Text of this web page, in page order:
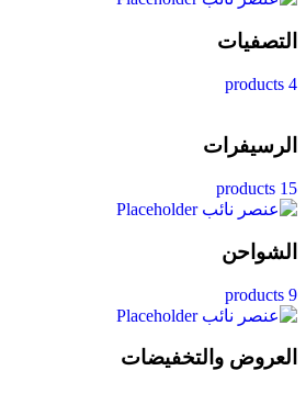
التصفيات
4 products
الرسيفرات
15 products
الشواحن
9 products
العروض والتخفيضات